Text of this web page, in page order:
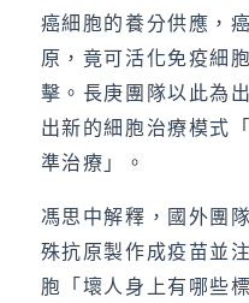
癌細胞的養分供應，
原，竟可活化免疫細
擊。長庚團隊以此為
出新的細胞治療模式
準治療」。
馮思中解釋，國外團
殊抗原製作成疫苗並
胞「壞人身上有哪些